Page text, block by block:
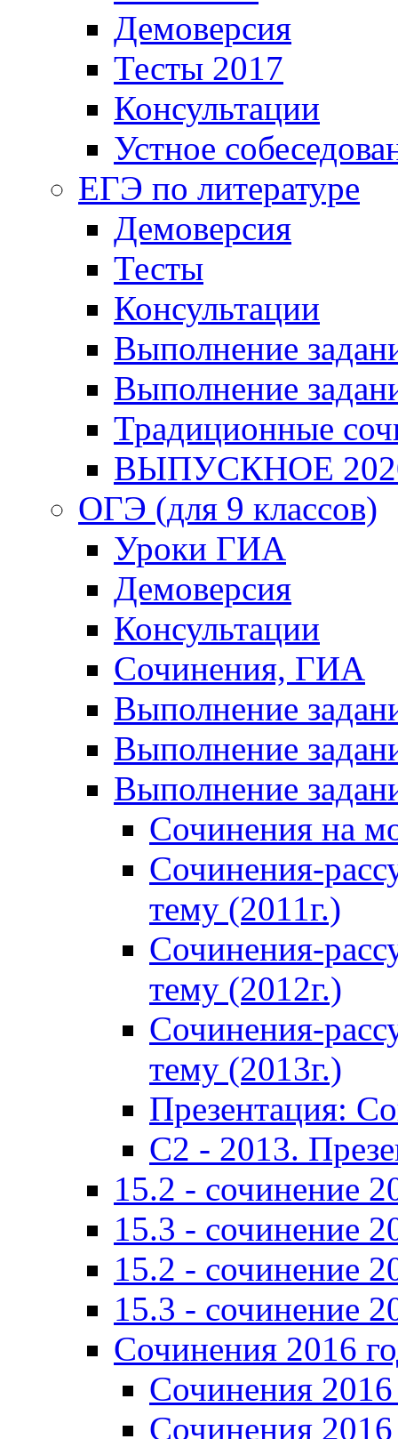
Демоверсия
Тесты 2017
Консультации
Устное
ЕГЭ по литературе
Демоверсия
Тесты
Консультации
Выполнение
Выполнение
Традиционные
ВЫПУСКНОЕ
ОГЭ (для 9 классов)
Уроки ГИА
Демоверсия
Консультации
Сочинения, ГИА
Выполнение
Выполнение
Выполнение
Сочинения на
Сочинения-
тему (2011г.)
Сочинения-
тему (2012г.)
Сочинения-
тему (2013г.)
Презентация:
C2 - 2013.
15.2 - сочинение
15.3 - сочинение
15.2 - сочинение
15.3 - сочинение
Сочинения 2016
Сочинения
Сочинения